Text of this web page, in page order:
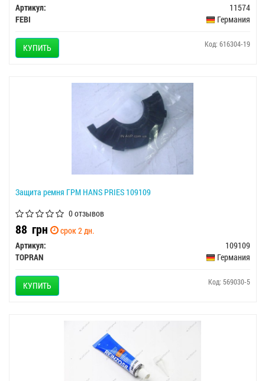
Артикул:
11574
FEBI
Германия
КУПИТЬ Код: 616304-19
Защита ремня ГРМ HANS PRIES 109109
0 отзывов
88 грн
срок 2 дн.
Артикул:
109109
TOPRAN
Германия
КУПИТЬ Код: 569030-5